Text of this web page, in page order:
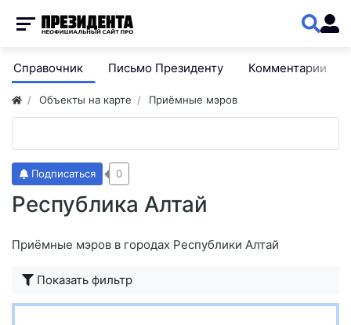
Справочник Письмо Президенту Комментарии
Объекты на карте Приёмные мэров
Республика Алтай
Подписаться 0
Приёмные мэров в городах Республики Алтай
Показать фильтр